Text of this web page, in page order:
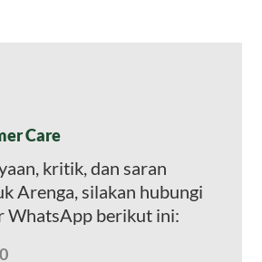
Care
kritik, dan saran
Arenga, silakan hubungi
WhatsApp berikut ini: